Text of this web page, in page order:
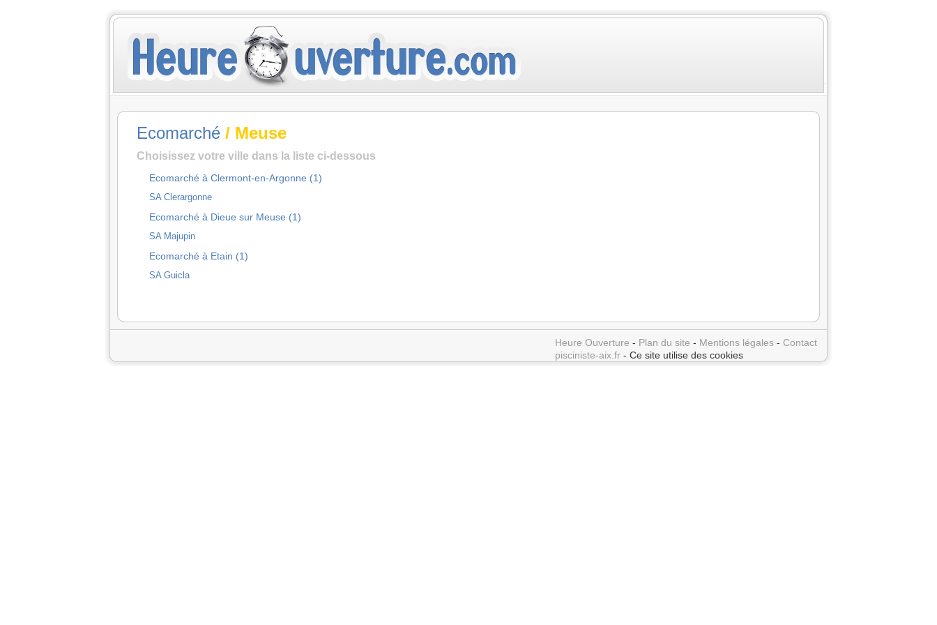
Ecomarché / Meuse
Choisissez votre ville dans la liste ci-dessous
Ecomarché à Clermont-en-Argonne (1)
SA Clerargonne
Ecomarché à Dieue sur Meuse (1)
SA Majupin
Ecomarché à Etain (1)
SA Guicla
Heure Ouverture - Plan du site - Mentions légales - Contact
pisciniste-aix.fr - Ce site utilise des cookies